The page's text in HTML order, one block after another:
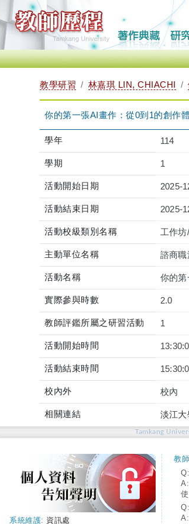
教學研習 林嘉琪 LIN, CHIACHI
你的第一張AI畫作：從0到1的創作
學年 114
學期 1
活動開始日期 2025-
活動結束日期 2025-
活動校級類別名稱 工作
主動單位名稱 諮商職
活動名稱 你的第
實際參與時數 2.0
教師評鑑所屬之研習活動 1
活動開始時間
活動結束時間
校內外 校內
相關連結 淡江
Tamkang
系統維護: 資訊處
教
使